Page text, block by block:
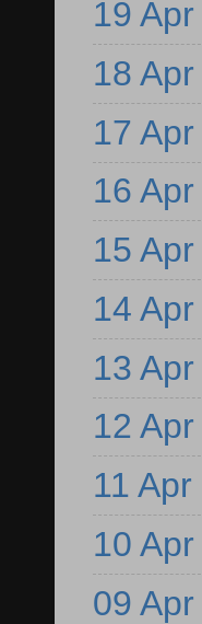
19 Apr
18 Apr
17 Apr
16 Apr
15 Apr
14 Apr
13 Apr
12 Apr
11 Apr
10 Apr
09 Apr